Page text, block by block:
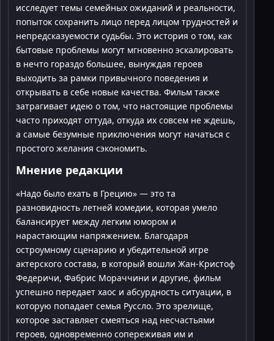
исследует темы семейных ожиданий и реальности,
попыток сохранить лицо перед лицом трудностей и
непредсказуемости судьбы. Это история о том, как
бытовые проблемы могут мгновенно эскалировать
в нечто гораздо большее, вынуждая героев
выходить за рамки привычного поведения и
открывать в себе новые качества. Фильм также
затрагивает идею о том, что настоящие проблемы
часто приходят оттуда, откуда их совсем не ждешь,
а самые безумные приключения могут начаться с
простого желания сэкономить.
Мнение редакции
«Надо было ехать в Грецию» — это та
разновидность летней комедии, которая умело
балансирует между легким юмором и
нарастающим напряжением. Благодаря
остроумному сценарию и убедительной игре
актерского состава, в который вошли Жан-Кристоф
Федеричи, Фабрис Мораччини и другие, фильм
успешно передает хаос и абсурдность ситуации, в
которую попадает семья Руссло. Это зрелище,
которое заставляет смеяться над несчастьями
героев, одновременно сопереживая им и